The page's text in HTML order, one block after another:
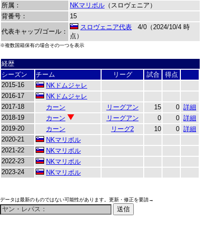
所属：
NKマリボル （スロヴェニア）
背番号：
15
代表キャップ/ゴール：
スロヴェニア代表 4/0（2024/10/4 時
点）
※複数国籍保有の場合その一つを表示
経歴
シーズン
チーム リーグ 試合
得点
2015-16
NKドムジャレ
2016-17
NKドムジャレ
2017-18
カーン リーグアン 15 0 詳細
2018-19
カーン リーグアン 0 0 詳細
2019-20
カーン リーグ2 10 0 詳細
2020-21
NKマリボル
2021-22
NKマリボル
2022-23
NKマリボル
2023-24
NKマリボル
データは最新のものではない可能性があります。更新・修正を要請→